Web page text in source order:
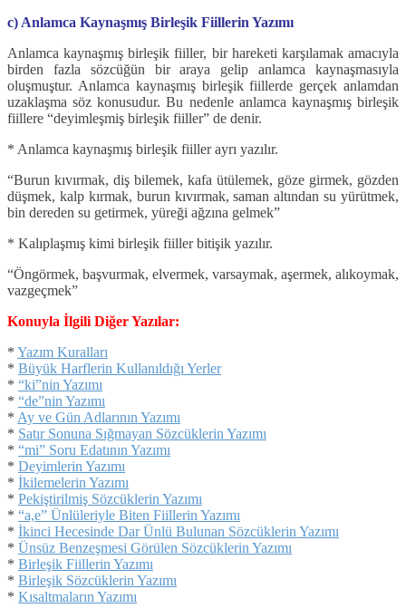
c) Anlamca Kaynaşmış Birleşik Fiillerin Yazımı
Anlamca kaynaşmış birleşik fiiller, bir hareketi karşılamak amacıyla
birden fazla sözcüğün bir araya gelip anlamca kaynaşmasıyla
oluşmuştur. Anlamca kaynaşmış birleşik fiillerde gerçek anlamdan
uzaklaşma söz konusudur. Bu nedenle anlamca kaynaşmış birleşik
fiillere “deyimleşmiş birleşik fiiller” de denir.
* Anlamca kaynaşmış birleşik fiiller ayrı yazılır.
“Burun kıvırmak, diş bilemek, kafa ütülemek, göze girmek, gözden
düşmek, kalp kırmak, burun kıvırmak, saman altından su yürütmek,
bin dereden su getirmek, yüreği ağzına gelmek”
* Kalıplaşmış kimi birleşik fiiller bitişik yazılır.
“Öngörmek, başvurmak, elvermek, varsaymak, aşermek, alıkoymak,
vazgeçmek”
Konuyla İlgili Diğer Yazılar:
* Yazım Kuralları
* Büyük Harflerin Kullanıldığı Yerler
* “ki”nin Yazımı
* “de”nin Yazımı
* Ay ve Gün Adlarının Yazımı
* Satır Sonuna Sığmayan Sözcüklerin Yazımı
* “mi” Soru Edatının Yazımı
* Deyimlerin Yazımı
* İkilemelerin Yazımı
* Pekiştirilmiş Sözcüklerin Yazımı
* “a,e” Ünlüleriyle Biten Fiillerin Yazımı
* İkinci Hecesinde Dar Ünlü Bulunan Sözcüklerin Yazımı
* Ünsüz Benzeşmesi Görülen Sözcüklerin Yazımı
* Birleşik Fiillerin Yazımı
* Birleşik Sözcüklerin Yazımı
* Kısaltmaların Yazımı